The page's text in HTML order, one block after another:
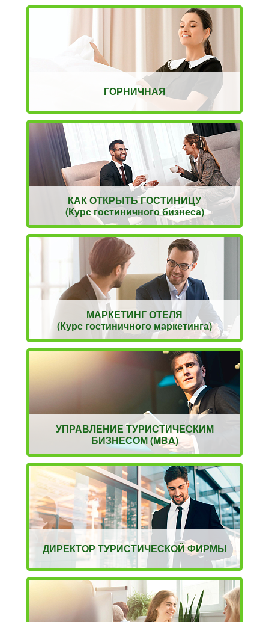
ГОРНИЧНАЯ
КАК ОТКРЫТЬ ГОСТИНИЦУ
(Курс гостиничного бизнеса)
МАРКЕТИНГ ОТЕЛЯ
(Курс гостиничного маркетинга)
УПРАВЛЕНИЕ ТУРИСТИЧЕСКИМ
БИЗНЕСОМ (MBA)
ДИРЕКТОР ТУРИСТИЧЕСКОЙ ФИРМЫ